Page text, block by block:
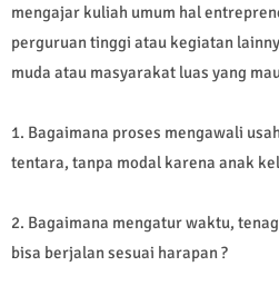
mengajar kuliah umum hal
perguruan tinggi atau kegiatan
muda atau masyarakat luas yang
1. Bagaimana proses mengawali
tentara, tanpa modal karena anak
2. Bagaimana mengatur waktu,
bisa berjalan sesuai harapan ?